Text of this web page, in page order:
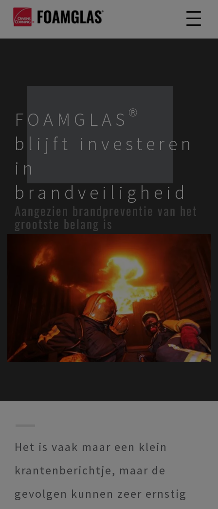
FOAMGLAS®
blijft investeren
in
brandveiligheid
Aangezien brandpreventie van het
grootste belang is
Het is vaak maar een klein
krantenberichtje, maar de
gevolgen kunnen zeer ernstig